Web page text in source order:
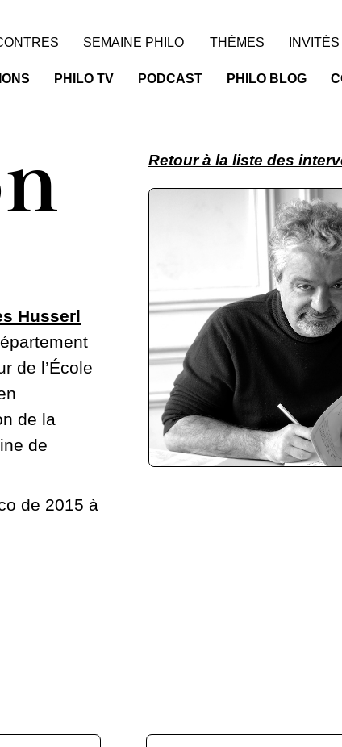
SEMAINE PHILO THÈMES INVITÉS
PHILO TV PODCAST PHILO BLOG
Husserl
de l’École
de la
de
de 2015 à
Retour à la liste des